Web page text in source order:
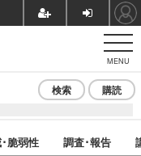
MENU
検索 購読
脆弱性 調査･報告